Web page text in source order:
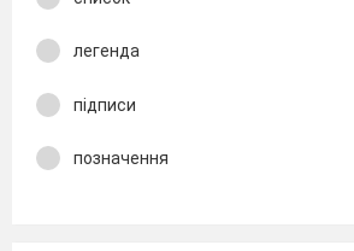
легенда
підписи
позначення